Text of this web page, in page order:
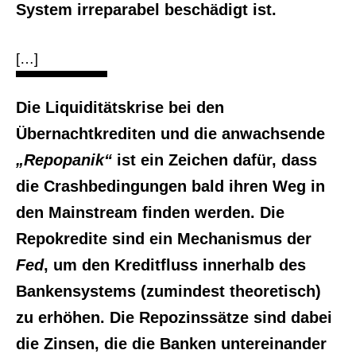
System irreparabel beschädigt ist.
[…]
Die Liquiditätskrise bei den
Übernachtkrediten und die anwachsende
„Repopanik“ ist ein Zeichen dafür, dass
die Crashbedingungen bald ihren Weg in
den Mainstream finden werden. Die
Repokredite sind ein Mechanismus der
Fed, um den Kreditfluss innerhalb des
Bankensystems (zumindest theoretisch)
zu erhöhen. Die Repozinssätze sind dabei
die Zinsen, die die Banken untereinander